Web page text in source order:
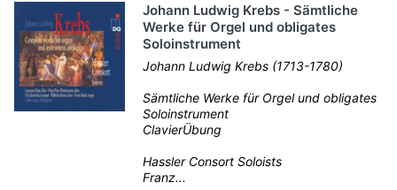
Johann Ludwig Krebs - Sämtliche
Werke für Orgel und obligates
Soloinstrument
Johann Ludwig Krebs (1713-1780)
Sämtliche Werke für Orgel und obligates
Soloinstrument
ClavierÜbung
Hassler Consort Soloists
Franz...